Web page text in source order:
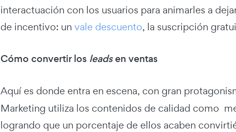
interactuación con los usuarios para animarles a
de incentivo: un vale descuento, la suscripción
Cómo convertir los leadsen ventas
Aquí es donde entra en escena, con gran
Marketing utiliza los contenidos de calidad como
logrando que un porcentaje de ellos acaben